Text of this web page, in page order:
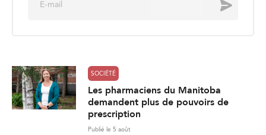
Envoyer
SOCIÉTÉ
Les pharmaciens du Manitoba
demandent plus de pouvoirs de
prescription
Publié le 5 août